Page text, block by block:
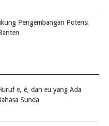
Pengembangan Potensi
e, é, dan eu yang Ada
Sunda